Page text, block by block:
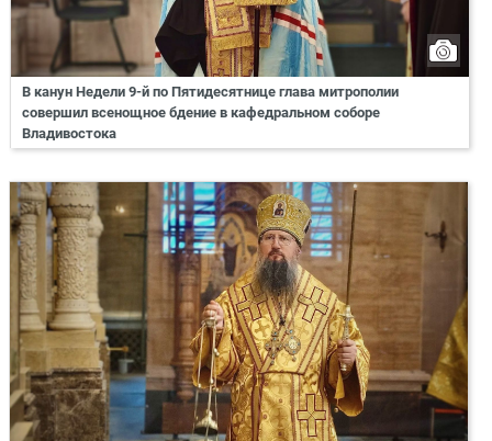
В канун Недели 9-й по Пятидесятнице глава митрополии
совершил всенощное бдение в кафедральном соборе
Владивостока